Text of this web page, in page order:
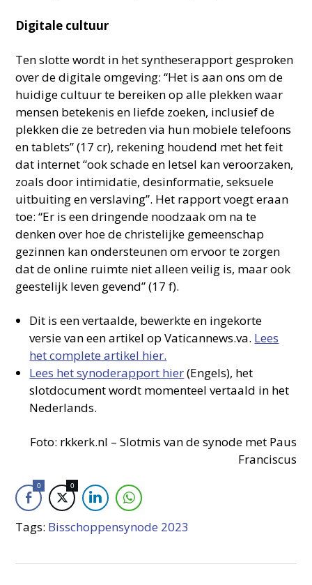
Digitale cultuur
Ten slotte wordt in het syntheserapport gesproken
over de digitale omgeving: “Het is aan ons om de
huidige cultuur te bereiken op alle plekken waar
mensen betekenis en liefde zoeken, inclusief de
plekken die ze betreden via hun mobiele telefoons
en tablets” (17 cr), rekening houdend met het feit
dat internet “ook schade en letsel kan veroorzaken,
zoals door intimidatie, desinformatie, seksuele
uitbuiting en verslaving”. Het rapport voegt eraan
toe: “Er is een dringende noodzaak om na te
denken over hoe de christelijke gemeenschap
gezinnen kan ondersteunen om ervoor te zorgen
dat de online ruimte niet alleen veilig is, maar ook
geestelijk leven gevend” (17 f).
Dit is een vertaalde, bewerkte en ingekorte
versie van een artikel op Vaticannews.va. Lees
het complete artikel hier.
Lees het synoderapport hier(Engels), het
slotdocument wordt momenteel vertaald in het
Nederlands.
Foto: rkkerk.nl – Slotmis van de synode met Paus
Franciscus
0 0
Tags: Bisschoppensynode 2023